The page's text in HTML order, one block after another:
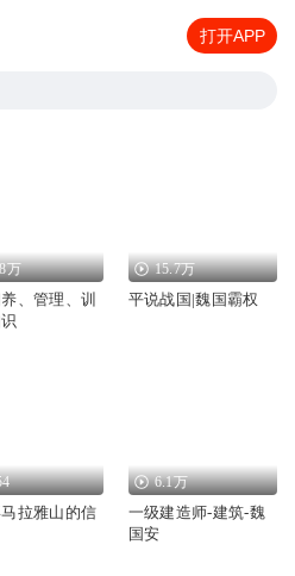
打开APP
万
、管理、训
15.7万
平说战国|魏国霸权
拉雅山的信
6.1万
一级建造师-建筑-魏
国安